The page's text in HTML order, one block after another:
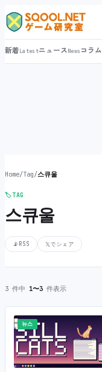
新着LatestニュースNews コラム
Home/Tag/스큐울
🏷️TAG
스큐울
📡 RSS 𝕏でシェア
3 件中 1〜3 件表示
뉴스